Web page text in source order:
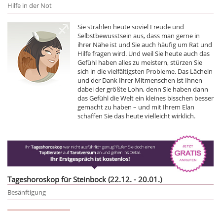
Hilfe in der Not
Sie strahlen heute soviel Freude und
Selbstbewusstsein aus, dass man gerne in
ihrer Nähe ist und Sie auch häufig um Rat und
Hilfe fragen wird. Und weil Sie heute auch das
Gefühl haben alles zu meistern, stürzen Sie
sich in die vielfältigsten Probleme. Das Lächeln
und der Dank Ihrer Mitmenschen ist Ihnen
dabei der größte Lohn, denn Sie haben dann
das Gefühl die Welt ein kleines bisschen besser
gemacht zu haben – und mit Ihrem Elan
schaffen Sie das heute vielleicht wirklich.
Tageshoroskop für Steinbock (22.12. - 20.01.)
Besänftigung